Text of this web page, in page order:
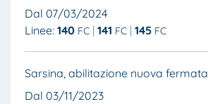
Dal 07/03/2024
Linee: 140 FC 141 FC 145 FC
Sarsina, abilitazione nuova fermata
Dal 03/11/2023